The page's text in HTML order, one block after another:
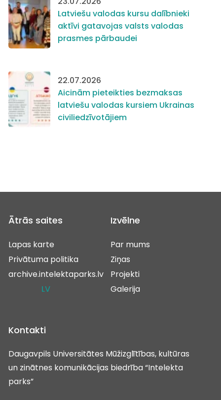
Latviešu valodas kursu dalībnieki
aktīvi gatavojas valsts valodas
prasmes pārbaudei
22.07.2026
Aicinām pieteikties bezmaksas
latviešu valodas kursiem Ukrainas
civiliedzīvotājiem
Ātrās saites
Lapas karte
Privātuma politika
archive.intelektaparks.lv
LV
Izvēlne
Par mums
Ziņas
Projekti
Galerija
Kontakti
Daugavpils Universitātes Mūžizglītības, kultūras
un zinātnes komunikācijas biedrība “Intelekta
parks”